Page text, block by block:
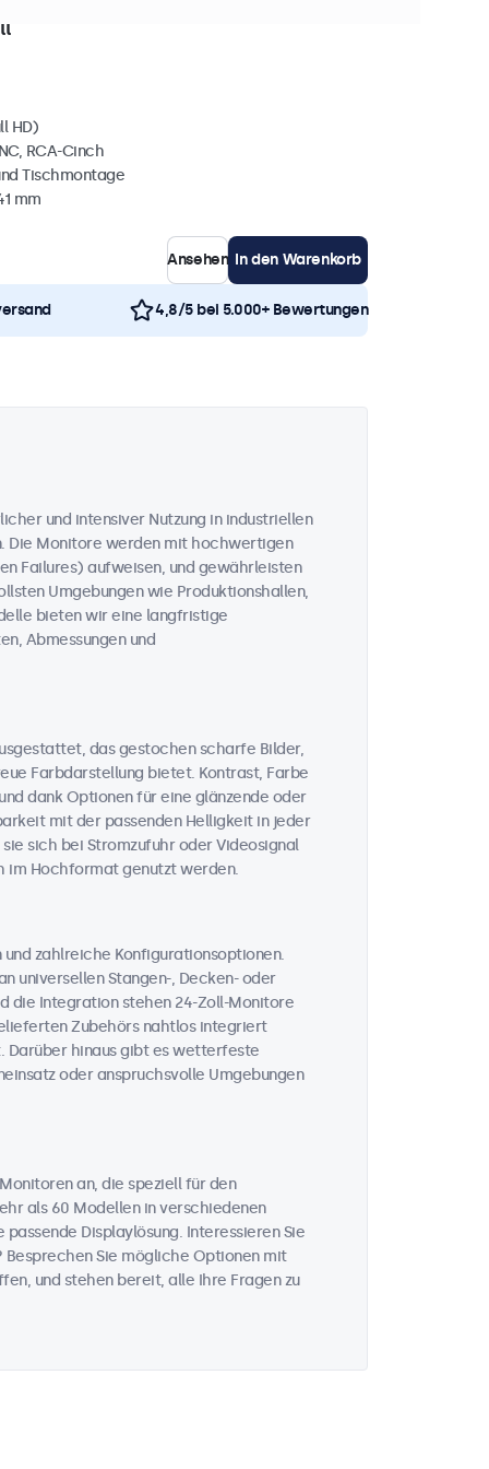
HD)
RCA-Cinch
Tischmontage
mm
Ansehen In den Warenkorb
4,8/5 bei 5.000+ Bewertungen
und intensiver Nutzung in industriellen
Die Monitore werden mit hochwertigen
Failures) aufweisen, und gewährleisten
Umgebungen wie Produktionshallen,
bieten wir eine langfristige
Abmessungen und
das gestochen scharfe Bilder,
Farbdarstellung bietet. Kontrast, Farbe
dank Optionen für eine glänzende oder
mit der passenden Helligkeit in jeder
sich bei Stromzufuhr oder Videosignal
im Hochformat genutzt werden.
zahlreiche Konfigurationsoptionen.
universellen Stangen-, Decken- oder
die Integration stehen 24-Zoll-Monitore
Zubehörs nahtlos integriert
Darüber hinaus gibt es wetterfeste
oder anspruchsvolle Umgebungen
an, die speziell für den
als 60 Modellen in verschiedenen
Displaylösung. Interessieren Sie
Sie mögliche Optionen mit
und stehen bereit, alle Ihre Fragen zu